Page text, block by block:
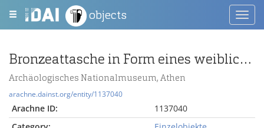
objects
Bronzeattasche in Form eines weiblichen Kopfes
Archäologisches Nationalmuseum, Athen
arachne.dainst.org/entity/1137040
Arachne ID:
1137040